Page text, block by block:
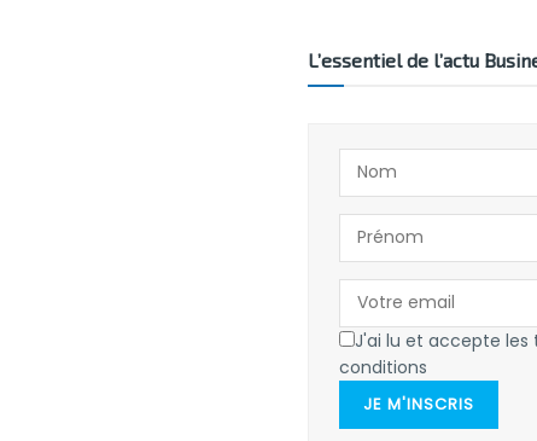
L’essentiel de l’actu
J'ai lu et accepte les
conditions
JE M'INSCRIS